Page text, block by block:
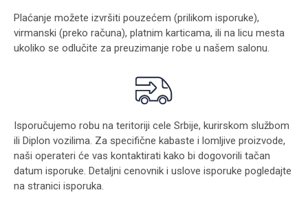
Plaćanje možete izvršiti pouzećem (prilikom isporuke),
virmanski (preko računa), platnim karticama, ili na licu mesta
ukoliko se odlučite za preuzimanje robe u našem salonu.
Isporučujemo robu na teritoriji cele Srbije, kurirskom službom
ili Diplon vozilima. Za specifične kabaste i lomljive proizvode,
naši operateri će vas kontaktirati kako bi dogovorili tačan
datum isporuke. Detaljni cenovnik i uslove isporuke pogledajte
na stranici isporuka.